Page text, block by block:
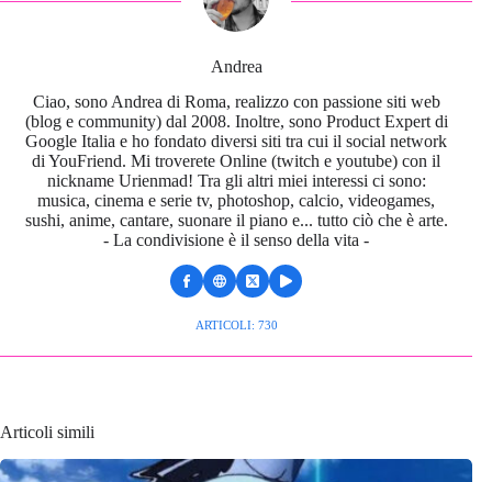
Andrea
Ciao, sono Andrea di Roma, realizzo con passione siti web
(blog e community) dal 2008. Inoltre, sono Product Expert di
Google Italia e ho fondato diversi siti tra cui il social network
di YouFriend. Mi troverete Online (twitch e youtube) con il
nickname Urienmad! Tra gli altri miei interessi ci sono:
musica, cinema e serie tv, photoshop, calcio, videogames,
sushi, anime, cantare, suonare il piano e... tutto ciò che è arte.
- La condivisione è il senso della vita -
ARTICOLI: 730
Articoli simili